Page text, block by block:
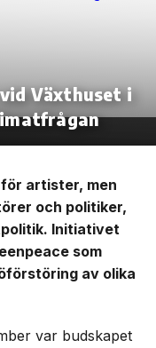
Växthuset i
artister, men
och politiker,
Initiativet
som
av olika
var budskapet